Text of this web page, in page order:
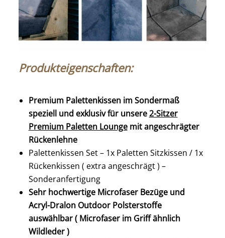
Produkteigenschaften:
Premium Palettenkissen im Sondermaß
speziell und exklusiv für unsere2-Sitzer
Premium Paletten Loungemit angeschrägter
Rückenlehne
Palettenkissen Set – 1x Paletten Sitzkissen / 1x
Rückenkissen ( extra angeschrägt ) –
Sonderanfertigung
Sehr hochwertige Microfaser Bezüge und
Acryl-Dralon Outdoor Polsterstoffe
auswählbar ( Microfaser im Griff ähnlich
Wildleder )